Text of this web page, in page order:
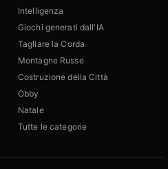
Intelligenza
Giochi generati dall'IA
Tagliare la Corda
Montagne Russe
Costruzione della Città
Obby
Natale
Tutte le categorie